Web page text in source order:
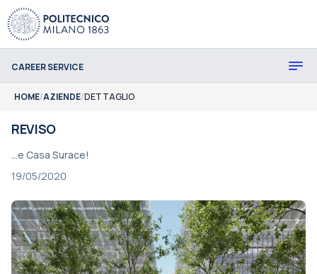
CAREER SERVICE
HOME/AZIENDE/DETTAGLIO
REVISO
...e Casa Surace!
19/05/2020